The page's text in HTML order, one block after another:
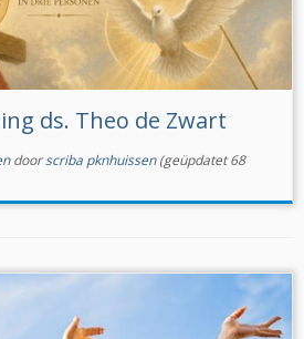
ds. Theo de Zwart
doorscriba pknhuissen(geüpdatet 68